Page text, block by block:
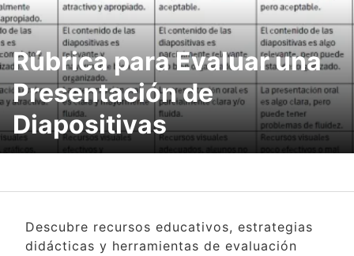
Rúbrica para Evaluar una
Presentación de
Diapositivas
Descubre recursos educativos, estrategias
didácticas y herramientas de evaluación